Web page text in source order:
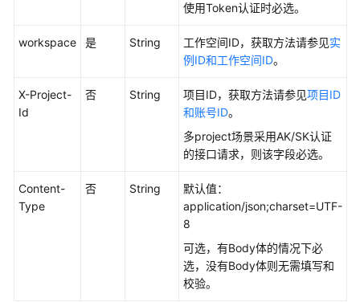
必
API
使用Token认证时必选。
workspace 是 String 工作空间ID，获取方法请参见实
例ID和工作空间ID。
X-Project-
Id
否 String 项目ID，获取方法请参见项目ID
和账号ID。
多project场景采用AK/SK认证
的接口请求，则该字段必选。
Content-
Type
否 String
默认值：
application/json;charset=UTF-
8
可选，有Body体的情况下必
选，没有Body体则无需填写和
校验。